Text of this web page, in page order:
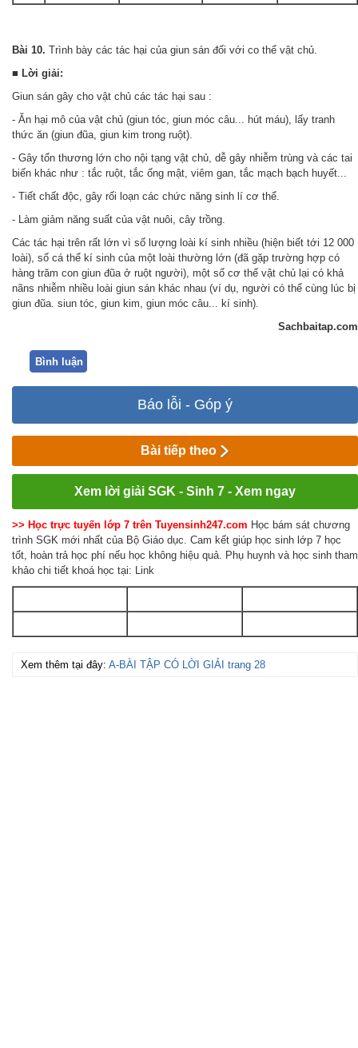
Bài 10. Trình bày các tác hại của giun sán đối với co thể vật chủ.
■ Lời giải:
Giun sán gây cho vật chủ các tác hại sau :
- Ăn hại mô của vật chủ (giun tóc, giun móc câu... hút máu), lấy tranh
thức ăn (giun đũa, giun kim trong ruột).
- Gây tổn thương lớn cho nội tạng vật chủ, dễ gây nhiễm trùng và các tai
biến khác như : tắc ruột, tắc ống mật, viêm gan, tắc mạch bạch huyết...
- Tiết chất độc, gây rối loạn các chức năng sinh lí cơ thể.
- Làm giảm năng suất của vật nuôi, cây trồng.
Các tác hại trên rất lớn vì số lượng loài kí sinh nhiều (hiện biết tới 12 000
loài), số cá thể kí sinh của một loài thường lớn (đã gặp trường hợp có
hàng trăm con giun đũa ở ruột người), một số cơ thế vật chủ lại có khả
nãns nhiễm nhiều loài giun sán khác nhau (ví dụ, người có thể cùng lúc bị
giun đũa. siun tóc, giun kim, giun móc câu... kí sinh).
Sachbaitap.com
Bình luận
Báo lỗi - Góp ý
Bài tiếp theo
Xem lời giải SGK - Sinh 7 - Xem ngay
>> Học trực tuyến lớp 7 trên Tuyensinh247.com Học bám sát chương
trình SGK mới nhất của Bộ Giáo dục. Cam kết giúp học sinh lớp 7 học
tốt, hoàn trả học phí nếu học không hiệu quả. Phụ huynh và học sinh tham
khảo chi tiết khoá học tại: Link
Xem thêm tại đây: A-BÀI TẬP CÓ LỜI GIẢI trang 28